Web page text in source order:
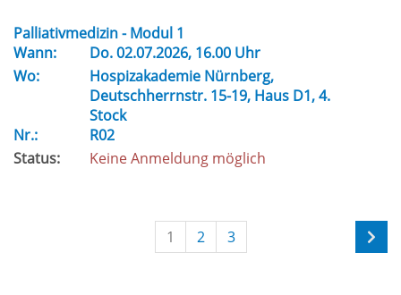
Palliativmedizin - Modul 1
Wann:
Do.02.07.2026, 16.00 Uhr
Wo:
Hospizakademie Nürnberg,
Deutschherrnstr. 15-19, Haus D1, 4.
Stock
Nr.:
R02
Status:
Keine Anmeldung möglich
1 2 3